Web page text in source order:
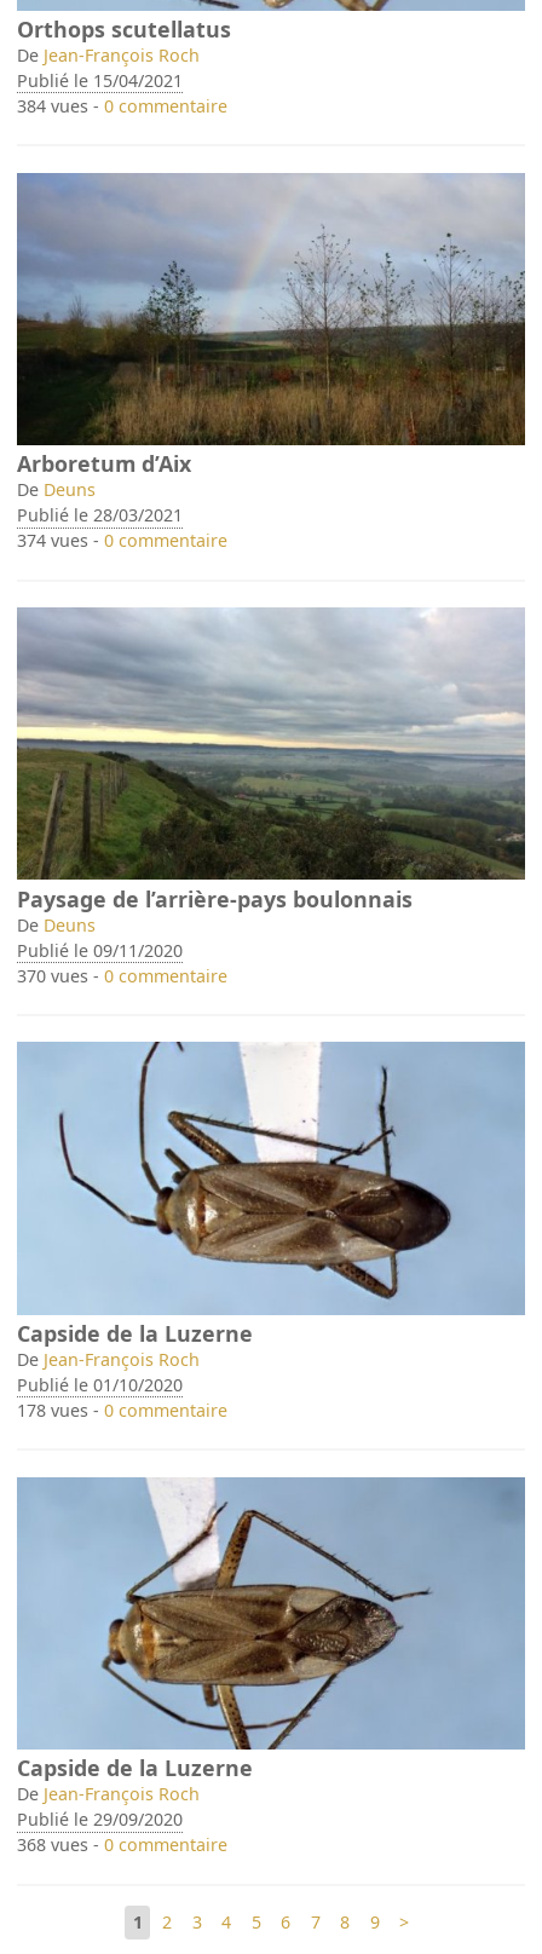
Orthops scutellatus
De Jean-François Roch
Publié le 15/04/2021
384 vues -0 commentaire
Arboretum d’Aix
De Deuns
Publié le 28/03/2021
374 vues -0 commentaire
Paysage de l’arrière-pays boulonnais
De Deuns
Publié le 09/11/2020
370 vues -0 commentaire
Capside de la Luzerne
De Jean-François Roch
Publié le 01/10/2020
178 vues -0 commentaire
Capside de la Luzerne
De Jean-François Roch
Publié le 29/09/2020
368 vues -0 commentaire
1 2 3 4 5 6 7 8 9 >